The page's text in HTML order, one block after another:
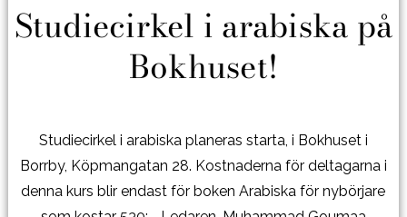
Studiecirkel i arabiska på
Bokhuset!
Studiecirkel i arabiska planeras starta, i Bokhuset i
Borrby, Köpmangatan 28. Kostnaderna för deltagarna i
denna kurs blir endast för boken Arabiska för nybörjare